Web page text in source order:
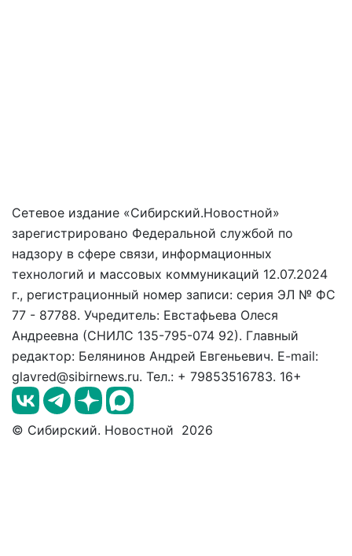
Сетевое издание «Сибирский.Новостной»
зарегистрировано Федеральной службой по
надзору в сфере связи, информационных
технологий и массовых коммуникаций 12.07.2024
г., регистрационный номер записи: серия ЭЛ № ФС
77 - 87788. Учредитель: Евстафьева Олеся
Андреевна (СНИЛС 135-795-074 92). Главный
редактор: Белянинов Андрей Евгеньевич. E-mail:
glavred@sibirnews.ru. Тел.: + 79853516783. 16+
© Сибирский. Новостной 2026